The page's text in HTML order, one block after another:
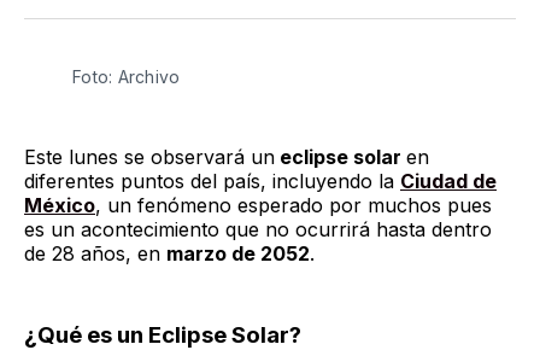
TwitterFacebook
LinkedIn
Email
Foto: Archivo
Este lunes se observará un eclipse solar en
diferentes puntos del país, incluyendo la Ciudad de
México, un fenómeno esperado por muchos pues
es un acontecimiento que no ocurrirá hasta dentro
de 28 años, en marzo de 2052.
¿Qué es un Eclipse Solar?